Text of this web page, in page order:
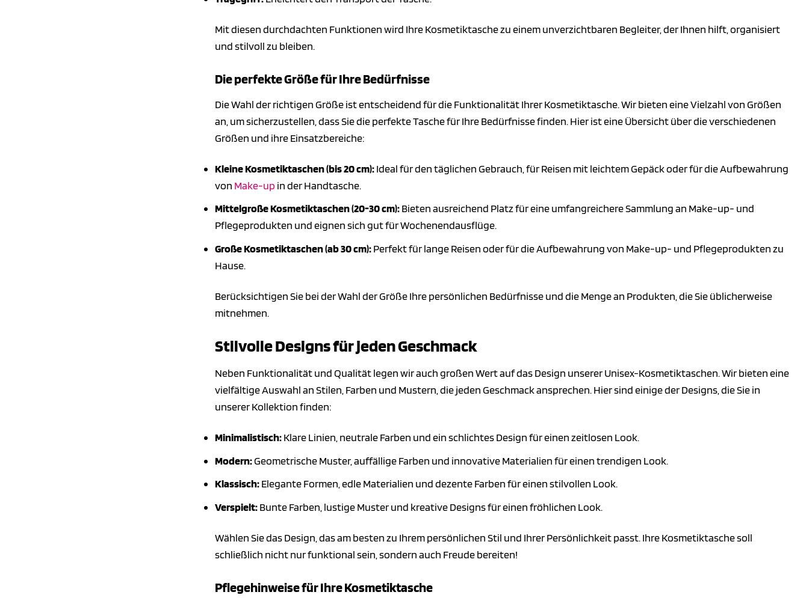
Mit diesen durchdachten Funktionen wird Ihre Kosmetiktasche zu einem unverzichtbaren Begleiter, der Ihnen hilft, organisiert
und stilvoll zu bleiben.
Die perfekte Größe für Ihre Bedürfnisse
Die Wahl der richtigen Größe ist entscheidend für die Funktionalität Ihrer Kosmetiktasche. Wir bieten eine Vielzahl von Größen
an, um sicherzustellen, dass Sie die perfekte Tasche für Ihre Bedürfnisse finden. Hier ist eine Übersicht über die verschiedenen
Größen und ihre Einsatzbereiche:
Kleine Kosmetiktaschen (bis 20 cm):Ideal für den täglichen Gebrauch, für Reisen mit leichtem Gepäck oder für die Aufbewahrung
von Make-up in der Handtasche.
Mittelgroße Kosmetiktaschen (20-30 cm):Bieten ausreichend Platz für eine umfangreichere Sammlung an Make-up- und
Pflegeprodukten und eignen sich gut für Wochenendausflüge.
Große Kosmetiktaschen (ab 30 cm):Perfekt für lange Reisen oder für die Aufbewahrung von Make-up- und Pflegeprodukten zu
Hause.
Berücksichtigen Sie bei der Wahl der Größe Ihre persönlichen Bedürfnisse und die Menge an Produkten, die Sie üblicherweise
mitnehmen.
Stilvolle Designs für jeden Geschmack
Neben Funktionalität und Qualität legen wir auch großen Wert auf das Design unserer Unisex-Kosmetiktaschen. Wir bieten eine
vielfältige Auswahl an Stilen, Farben und Mustern, die jeden Geschmack ansprechen. Hier sind einige der Designs, die Sie in
unserer Kollektion finden:
Minimalistisch:Klare Linien, neutrale Farben und ein schlichtes Design für einen zeitlosen Look.
Modern:Geometrische Muster, auffällige Farben und innovative Materialien für einen trendigen Look.
Klassisch:Elegante Formen, edle Materialien und dezente Farben für einen stilvollen Look.
Verspielt:Bunte Farben, lustige Muster und kreative Designs für einen fröhlichen Look.
Wählen Sie das Design, das am besten zu Ihrem persönlichen Stil und Ihrer Persönlichkeit passt. Ihre Kosmetiktasche soll
schließlich nicht nur funktional sein, sondern auch Freude bereiten!
Pflegehinweise für Ihre Kosmetiktasche